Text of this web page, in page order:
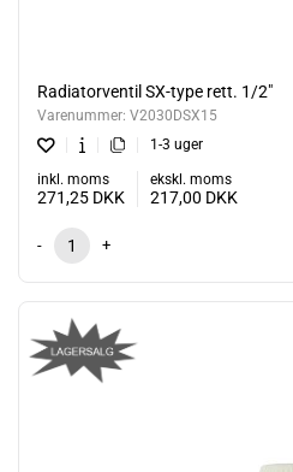
Radiatorventil SX-type rett. 1/2"
Varenummer: V2030DSX15
1-3 uger
inkl. moms
271,25 DKK
ekskl. moms
217,00 DKK
- +